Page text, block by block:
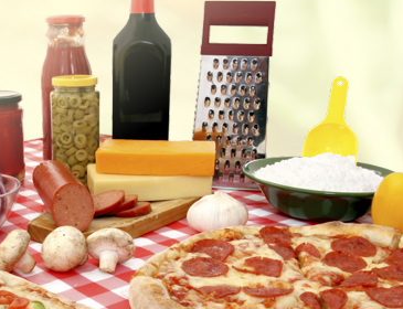
Sicherheit
Der Online-Shop
Das Bestellsystem
Der Bestellvorgang
Übertragung
Testshop
Styles
Kontakt